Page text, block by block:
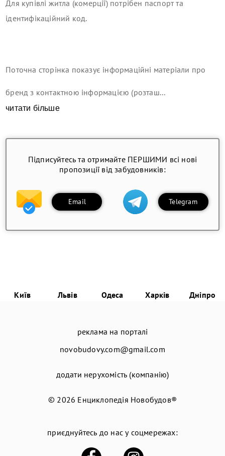
Для купівлі житла (комерції) потрібен паспорт та
ідентифікаційний код.
Поточна сторінка показує інформаційні матеріали про
бренд з контактною інформацією (розташ...
читати більше
Підписуйтесь та отримайте ПЕРШИМИ всі нові
пропозиції від забудовників:
Email Telegram
Київ Львів Одеса Харків Дніпро
реклама на порталі
novobudovy.com@gmail.com
додати нерухомість (компанію)
© 2026 Енциклопедія Новобудов®
приєднуйтесь до нас у соцмережах: